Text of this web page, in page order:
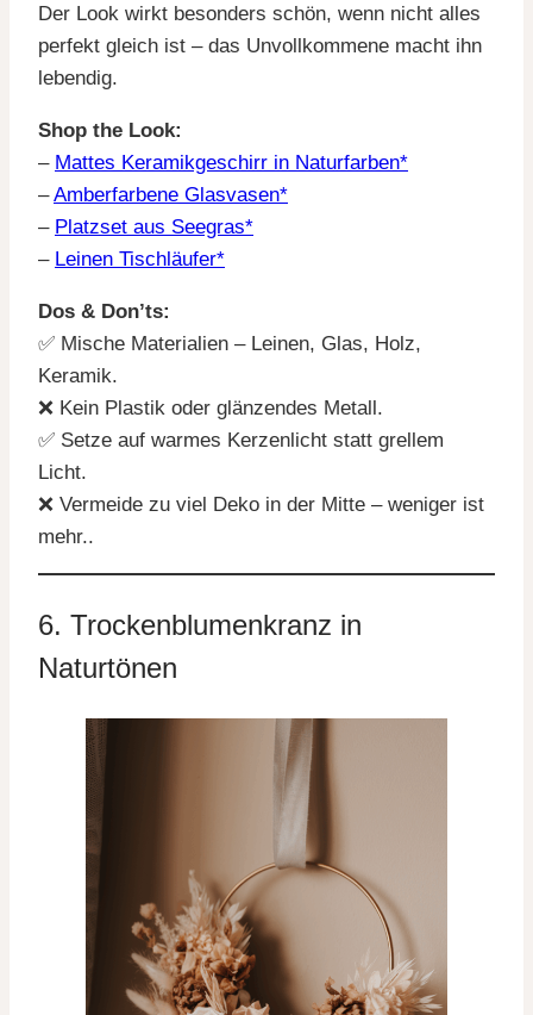
Der Look wirkt besonders schön, wenn nicht alles
perfekt gleich ist – das Unvollkommene macht ihn
lebendig.
Shop the Look:
– Mattes Keramikgeschirr in Naturfarben*
–Amberfarbene Glasvasen*
– Platzset aus Seegras*
– Leinen Tischläufer*
Dos & Don’ts:
✅ Mische Materialien – Leinen, Glas, Holz,
Keramik.
❌ Kein Plastik oder glänzendes Metall.
✅ Setze auf warmes Kerzenlicht statt grellem
Licht.
❌ Vermeide zu viel Deko in der Mitte – weniger ist
mehr..
6. Trockenblumenkranz in
Naturtönen